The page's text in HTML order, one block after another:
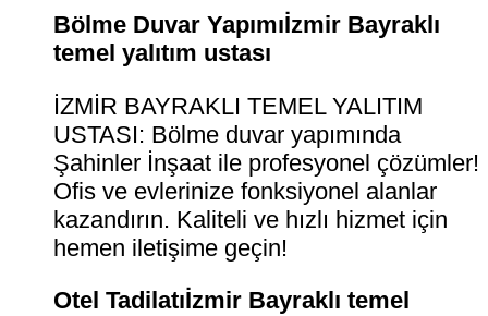
Bölme Duvar Yapımıİzmir Bayraklı
temel yalıtım ustası
İZMİR BAYRAKLI TEMEL YALITIM
USTASI: Bölme duvar yapımında
Şahinler İnşaat ile profesyonel çözümler!
Ofis ve evlerinize fonksiyonel alanlar
kazandırın. Kaliteli ve hızlı hizmet için
hemen iletişime geçin!
Otel Tadilatıİzmir Bayraklı temel